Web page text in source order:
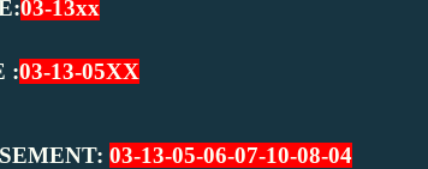
03-13xx
:03-13-05XX
03-13-05-06-07-10-08-04